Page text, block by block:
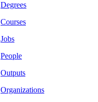
Degrees
Courses
Jobs
People
Outputs
Organizations